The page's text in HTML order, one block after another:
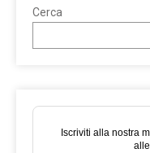
Cerca
Iscriviti alla nostra